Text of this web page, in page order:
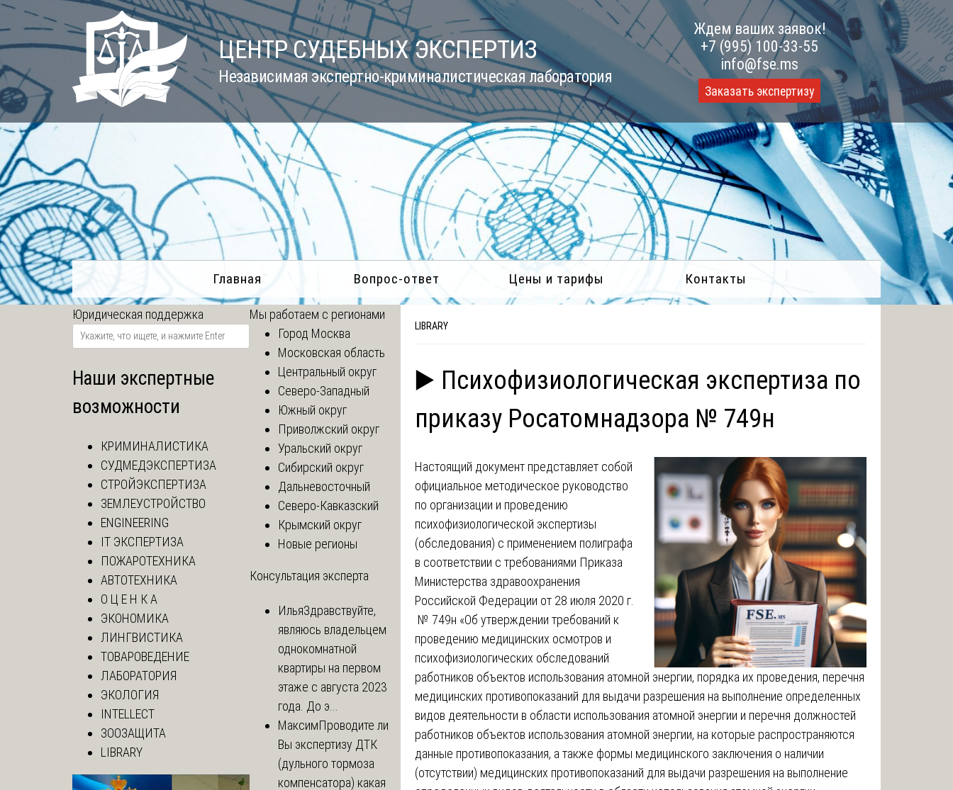
Skip
to
content
ЦЕНТР СУДЕБНЫХ ЭКСПЕРТИЗ
Независимая экспертно-криминалистическая лаборатория
Ждем ваших заявок!
+7 (995) 100-33-55
info@fse.ms
Заказать экспертизу
Главная Вопрос-ответ Цены и тарифы Контакты
LIBRARY
▶️ Психофизиологическая экспертиза по
приказу Росатомнадзора № 749н
Настоящий документ представляет собой
официальное методическое руководство
по организации и проведению
психофизиологической экспертизы
(обследования) с применением полиграфа
в соответствии с требованиями Приказа
Министерства здравоохранения
Российской Федерации от 28 июля 2020 г.
№ 749н «Об утверждении требований к
проведению медицинских осмотров и
психофизиологических обследований
работников объектов использования атомной энергии, порядка их проведения, перечня
медицинских противопоказаний для выдачи разрешения на выполнение определенных
видов деятельности в области использования атомной энергии и перечня должностей
работников объектов использования атомной энергии, на которые распространяются
данные противопоказания, а также формы медицинского заключения о наличии
(отсутствии) медицинских противопоказаний для выдачи разрешения на выполнение
Юридическая поддержка
Наши экспертные
возможности
КРИМИНАЛИСТИКА
СУДМЕДЭКСПЕРТИЗА
СТРОЙЭКСПЕРТИЗА
ЗЕМЛЕУСТРОЙСТВО
ENGINEERING
IT ЭКСПЕРТИЗА
ПОЖАРОТЕХНИКА
АВТОТЕХНИКА
О Ц Е Н К А
ЭКОНОМИКА
ЛИНГВИСТИКА
ТОВАРОВЕДЕНИЕ
ЛАБОРАТОРИЯ
ЭКОЛОГИЯ
INTELLECT
ЗООЗАЩИТА
LIBRARY
Мы работаем с регионами
Город Москва
Московская область
Центральный округ
Северо-Западный
Южный округ
Приволжский округ
Уральский округ
Сибирский округ
Дальневосточный
Северо-Кавказский
Крымский округ
Новые регионы
Консультация эксперта
ИльяЗдравствуйте,
являюсь владельцем
однокомнатной
квартиры на первом
этаже с августа 2023
года. До э...
МаксимПроводите ли
Вы экспертизу ДТК
(дульного тормоза
компенсатора) какая